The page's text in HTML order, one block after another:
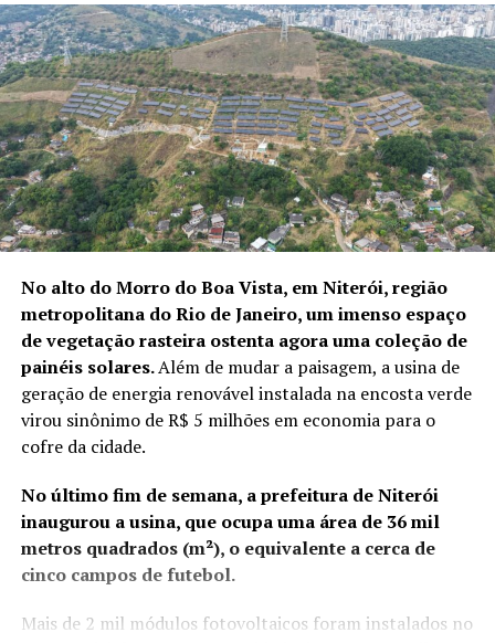
No alto do Morro do Boa Vista, em Niterói, região
metropolitana do Rio de Janeiro, um imenso espaço
de vegetação rasteira ostenta agora uma coleção de
painéis solares.Além de mudar a paisagem, a usina de
geração de energia renovável instalada na encosta verde
virou sinônimo de R$ 5 milhões em economia para o
cofre da cidade.
No último fim de semana, a prefeitura de Niterói
inaugurou a usina, que ocupa uma área de 36 mil
metros quadrados (m²), o equivalente a cerca de
cinco campos de futebol.
Mais de 2 mil módulos fotovoltaicos foram instalados no